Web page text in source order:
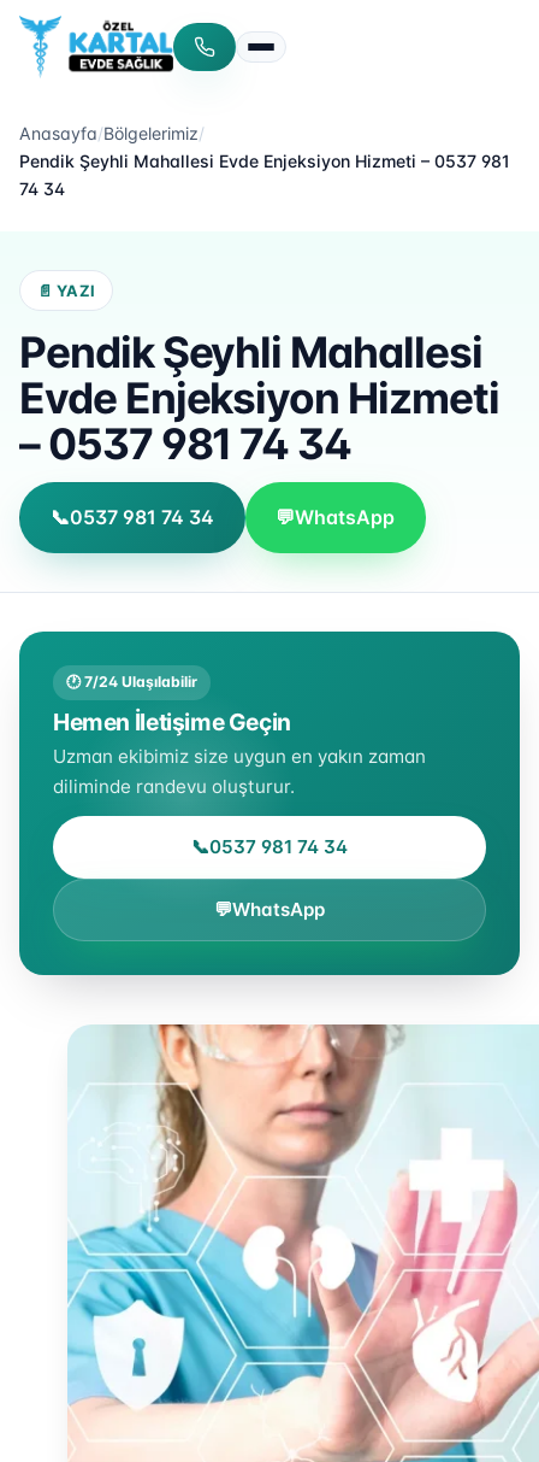
Menüyü aç/kapat
Anasayfa/Bölgelerimiz/
Pendik Şeyhli Mahallesi Evde Enjeksiyon Hizmeti – 0537 981
74 34
📄 YAZI
Pendik Şeyhli Mahallesi
Evde Enjeksiyon Hizmeti
– 0537 981 74 34
📞0537 981 74 34 💬WhatsApp
🕐 7/24 Ulaşılabilir
Hemen İletişime Geçin
Uzman ekibimiz size uygun en yakın zaman
diliminde randevu oluşturur.
📞0537 981 74 34
💬WhatsApp